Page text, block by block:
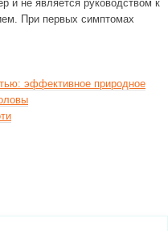
и не является руководством к
При первых симптомах
эффективное природное